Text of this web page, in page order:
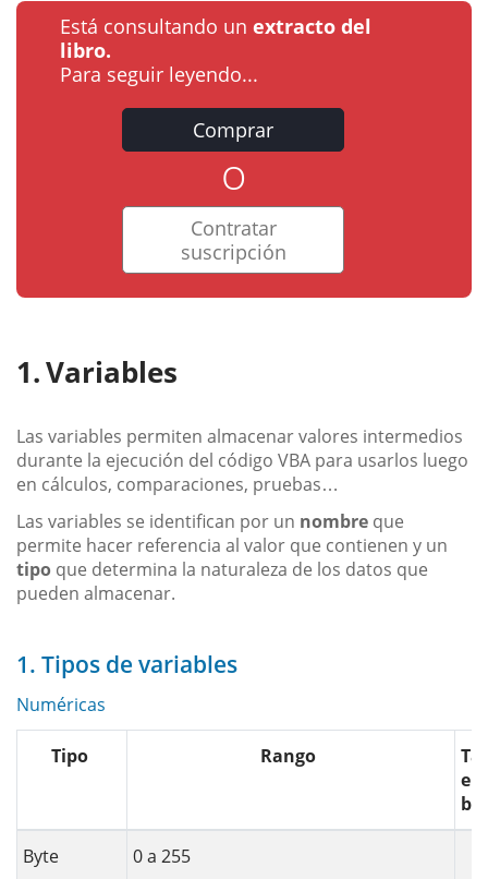
Está consultando un extracto del
libro.
Para seguir leyendo...
Comprar
o
Contratar
suscripción
Variables
Las variables permiten almacenar valores intermedios
durante la ejecución del código VBA para usarlos luego
en cálculos, comparaciones, pruebas…
Las variables se identifican por un nombre que
permite hacer referencia al valor que contienen y un
tipo que determina la naturaleza de los datos que
pueden almacenar.
1. Tipos de variables
Numéricas
Tipo Rango
en
Byte 0 a 255